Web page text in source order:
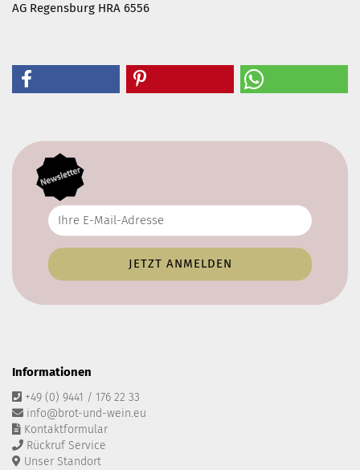
AG Regensburg HRA 6556
Informationen
+49 (0) 9441 / 176 22 33
info@brot-und-wein.eu
Kontaktformular
Rückruf Service
Unser Standort